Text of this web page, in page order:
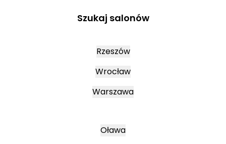
Szukaj salonów
Rzeszów
Wrocław
Warszawa
Oława